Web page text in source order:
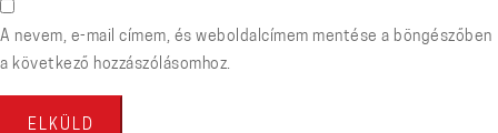
A nevem, e-mail címem, és weboldalcímem mentése a böngészőben
a következő hozzászólásomhoz.